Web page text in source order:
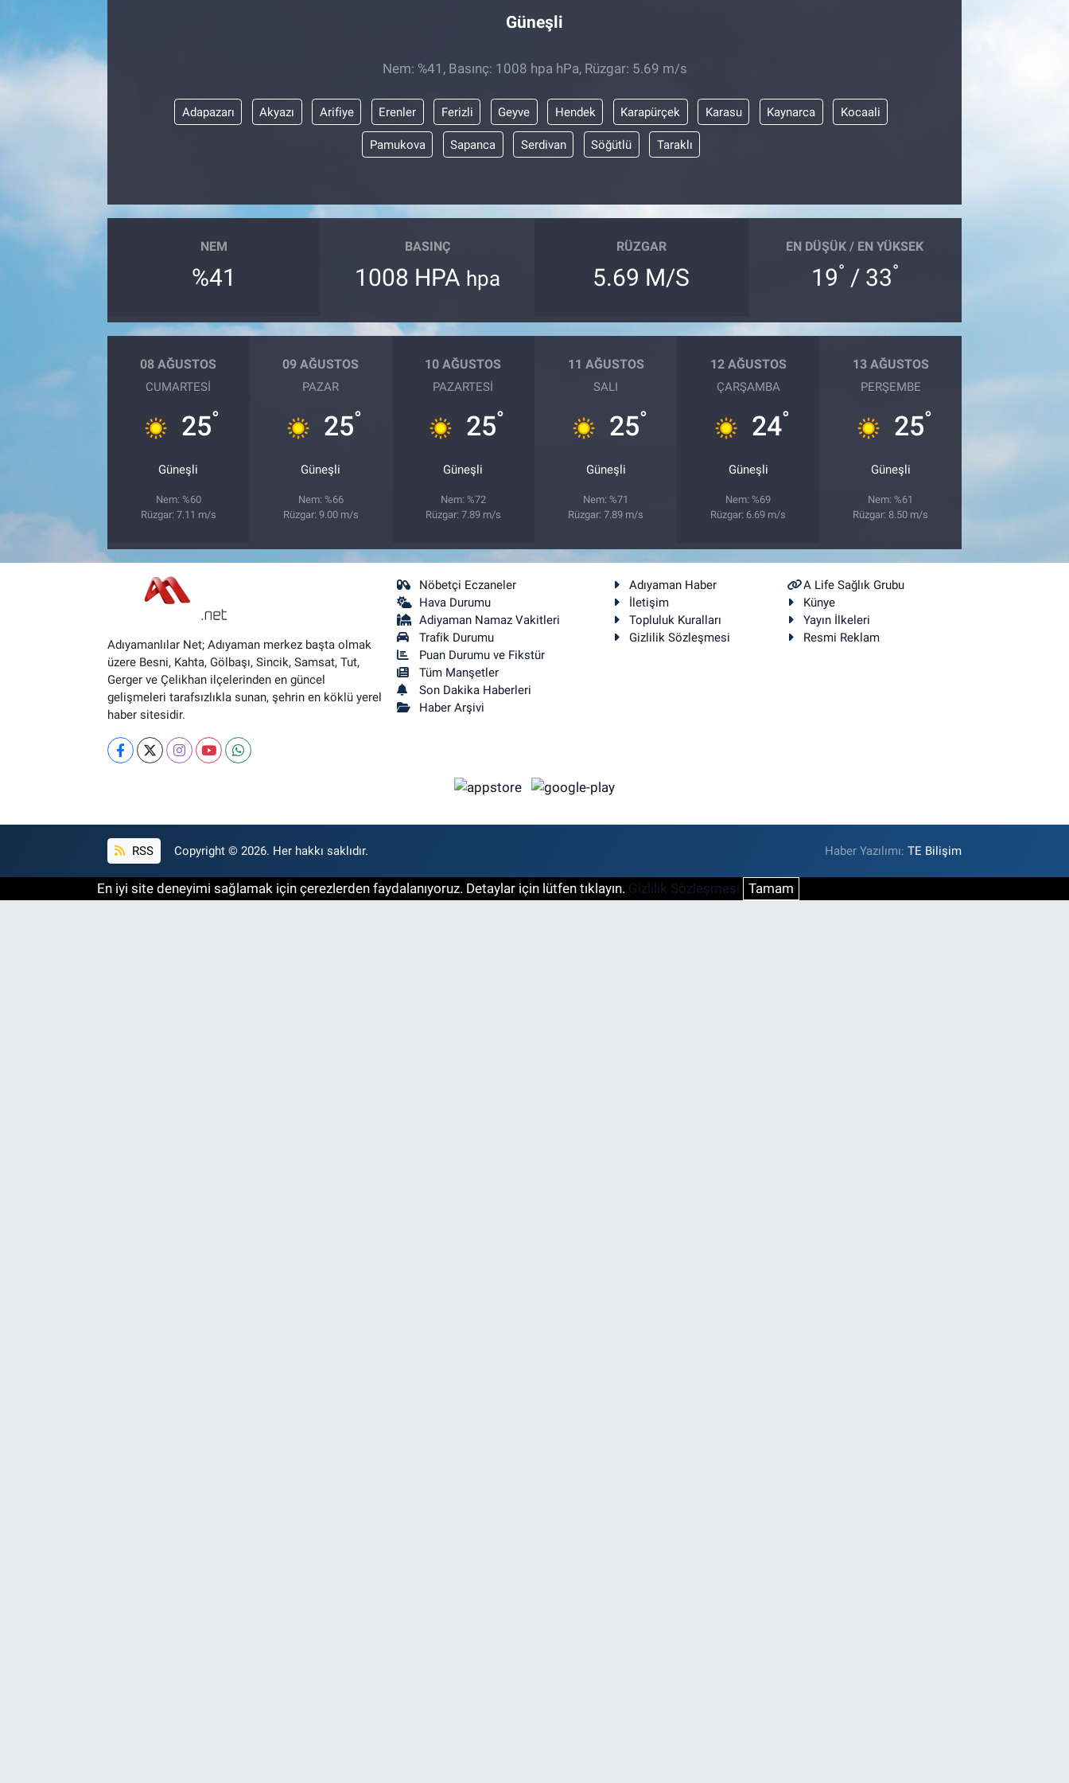
Güneşli
Nem: %41, Basınç: 1008 hpa hPa, Rüzgar: 5.69 m/s
Adapazarı Akyazı Arifiye Erenler Ferizli Geyve Hendek Karapürçek Karasu Kaynarca Kocaali
Pamukova Sapanca Serdivan Söğütlü Taraklı
NEM
%41
BASINÇ
1008 HPA hpa
RÜZGAR
5.69 M/S
EN DÜŞÜK / EN YÜKSEK
19° / 33°
08 AĞUSTOS
CUMARTESI
25°
Güneşli
Nem: %60
Rüzgar: 7.11 m/s
09 AĞUSTOS
PAZAR
25°
Güneşli
Nem: %66
Rüzgar: 9.00 m/s
10 AĞUSTOS
PAZARTESI
25°
Güneşli
Nem: %72
Rüzgar: 7.89 m/s
11 AĞUSTOS
SALI
25°
Güneşli
Nem: %71
Rüzgar: 7.89 m/s
12 AĞUSTOS
ÇARŞAMBA
24°
Güneşli
Nem: %69
Rüzgar: 6.69 m/s
13 AĞUSTOS
PERŞEMBE
25°
Güneşli
Nem: %61
Rüzgar: 8.50 m/s
Adıyamanlılar Net; Adıyaman merkez başta olmak
üzere Besni, Kahta, Gölbaşı, Sincik, Samsat, Tut,
Gerger ve Çelikhan ilçelerinden en güncel
gelişmeleri tarafsızlıkla sunan, şehrin en köklü yerel
haber sitesidir.
Nöbetçi Eczaneler
Hava Durumu
Adiyaman Namaz Vakitleri
Trafik Durumu
Puan Durumu ve Fikstür
Tüm Manşetler
Son Dakika Haberleri
Haber Arşivi
Adıyaman Haber
A Life Sağlık Grubu
İletişim
Künye
Topluluk Kuralları
Yayın İlkeleri
Gizlilik Sözleşmesi
Resmi Reklam
RSS Copyright © 2026. Her hakkı saklıdır. Haber Yazılımı:TE Bilişim
En iyi site deneyimi sağlamak için çerezlerden faydalanıyoruz. Detaylar için lütfen tıklayın. Gizlilik Sözleşmesi Tamam
Kültür Sanat